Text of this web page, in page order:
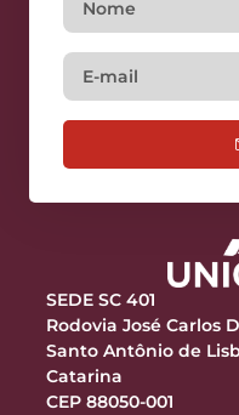
SEDE SC 401
Rodovia José Carlos
Santo Antônio de
Catarina
CEP 88050-001